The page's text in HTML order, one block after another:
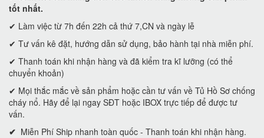
tốt nhất.
✔ Làm việc từ 7h đến 22h cả thứ 7,CN và ngày lễ
✔ Tư vấn kê đặt, hướng dẫn sử dụng, bảo hành tại nhà miễn phí.
✔ Thanh toán khi nhận hàng và đã kiểm tra kĩ lưỡng (có thể
chuyển khoản)
✔ Mọi thắc mắc về sản phẩm hoặc cần tư vấn về Tủ Hồ Sơ chống
cháy nổ. Hãy để lại ngay SĐT hoặc IBOX trực tiếp để được tư
vấn.
✔ Miễn Phí Ship nhanh toàn quốc - Thanh toán khi nhận hàng.